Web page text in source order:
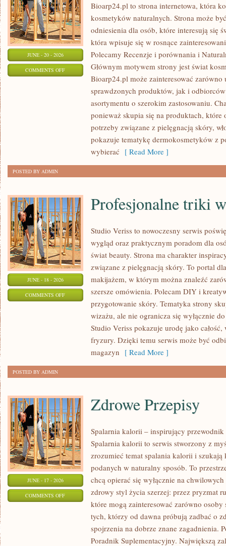
JUNE - 20 - 2026
COMMENTS OFFON
KOSMETYKI
Bioarp24.pl to strona internetowa, która
kosmetyków naturalnych. Strona może
odniesienia dla osób, które interesują się
która wpisuje się w rosnące
Polecamy Recenzje i porównania i
Głównym motywem strony jest świat
Bioarp24.pl może zainteresować
sprawdzonych produktów, jak i
asortymentu o szerokim zastosowaniu.
ponieważ skupia się na produktach, które
potrzeby związane z pielęgnacją skóry,
pokazuje tematykę dermokosmetyków z
wybierać [ Read More ]
POSTED BY ADMIN
JUNE - 18 - 2026
COMMENTS OFFON
PROFESJONALNE
WIZAŻYSTÓW
Profesjonalne triki
Studio Veriss to nowoczesny serwis
wygląd oraz praktycznym poradom dla
świat beauty. Strona ma charakter
związane z pielęgnacją skóry. To portal
makijażem, w którym można znaleźć
szersze omówienia. Polecam DIY i
przygotowanie skóry. Tematyka strony
wizażu, ale nie ogranicza się wyłącznie
Studio Veriss pokazuje urodę jako
fryzury. Dzięki temu serwis może być
magazyn [ Read More ]
POSTED BY ADMIN
JUNE - 17 - 2026
COMMENTS OFFON
Zdrowe Przepisy
Spalarnia kalorii – inspirujący
Spalarnia kalorii to serwis stworzony z
zrozumieć temat spalania kalorii i
podanych w naturalny sposób. To
chcą opierać się wyłącznie na
zdrowy styl życia szerzej: przez pryzmat
które mogą zainteresować zarówno
tych, którzy od dawna próbują zadbać o
spojrzenia na dobrze znane zagadnienia.
Poradnik Suplementacyjny. Największą